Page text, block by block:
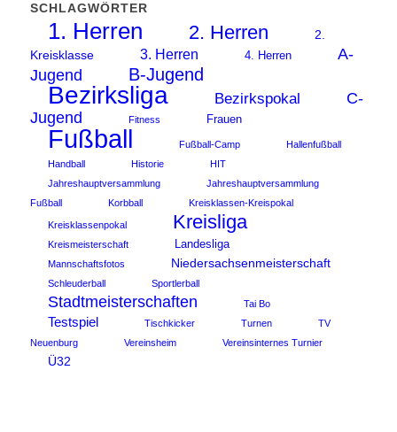
SCHLAGWÖRTER
1. Herren 2. Herren
2.
Kreisklasse
3. Herren 4. Herren
A-
Jugend
B-Jugend
Bezirksliga Bezirkspokal
C-
Jugend
Fitness Frauen
Fußball Fußball-Camp
Hallenfußball
Handball
Historie
HIT
Jahreshauptversammlung
Jahreshauptversammlung
Fußball
Korbball Kreisklassen-Kreispokal
Kreisklassenpokal Kreisliga
Kreismeisterschaft Landesliga
Mannschaftsfotos Niedersachsenmeisterschaft
Schleuderball Sportlerball
Stadtmeisterschaften Tai Bo
Testspiel Tischkicker Turnen
TV
Neuenburg
Vereinsheim Vereinsinternes Turnier
Ü32